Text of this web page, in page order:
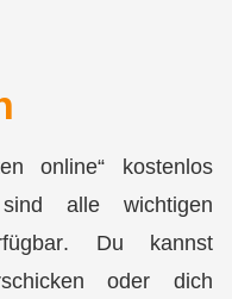
online“ kostenlos
alle wichtigen
. Du kannst
oder dich